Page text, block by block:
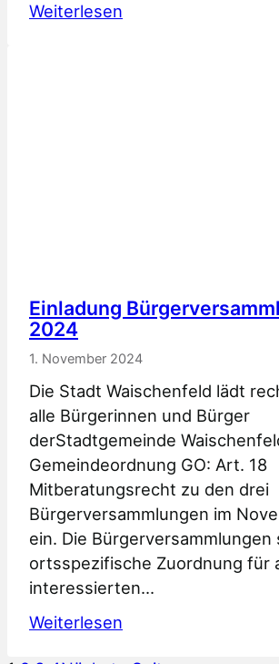
Weiterlesen
Einladung
2024
1. November 2024
Die Stadt Waischenfeld lädt
alle Bürgerinnen und Bürger
derStadtgemeinde
Gemeindeordnung GO: Art. 18
Mitberatungsrecht zu den drei
Bürgerversammlungen im
ein. Die Bürgerversammlungen
ortsspezifische Zuordnung für
interessierten…
Weiterlesen